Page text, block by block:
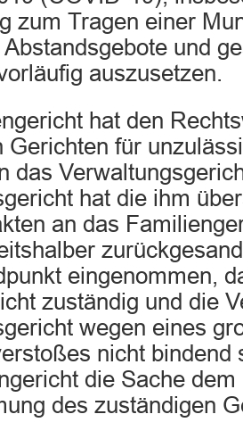
zum Tragen einer
Abstandsgebote und
auszusetzen.
hat den
Gerichten für
das
hat die ihm
an das
eingenommen,
zuständig und die
wegen eines
nicht bindend
die Sache
des zuständigen